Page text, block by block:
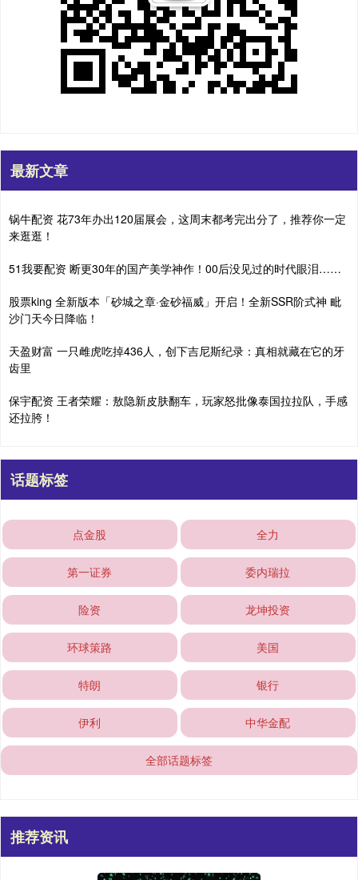
最新文章
锅牛配资 花73年办出120届展会，这周末都考完出分了，推荐你一定
来逛逛！
51我要配资 断更30年的国产美学神作！00后没见过的时代眼泪……
股票king 全新版本「砂城之章·金砂福威」开启！全新SSR阶式神 毗
沙门天今日降临！
天盈财富 一只雌虎吃掉436人，创下吉尼斯纪录：真相就藏在它的牙
齿里
保宇配资 王者荣耀：敖隐新皮肤翻车，玩家怒批像泰国拉拉队，手感
还拉胯！
话题标签
点金股 全力
第一证券 委内瑞拉
险资 龙坤投资
环球策路 美国
特朗 银行
伊利 中华金配
全部话题标签
推荐资讯